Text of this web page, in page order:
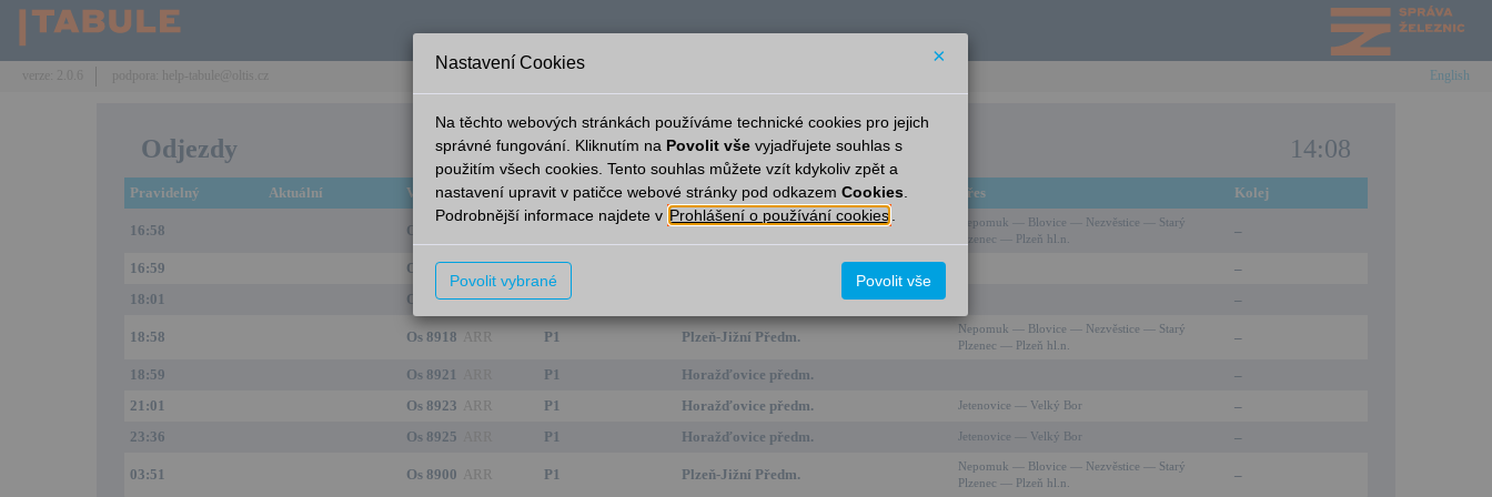
English
Odjezdy Pačejov 14:08
Pravidelný Aktuální Vlak Linka Cíl Přes Kolej
16:58 Os 8916 Plzeň-Jižní Předm.
Nepomuk — Blovice — Nezvěstice — Starý
Plzenec — Plzeň hl.n.
–
16:59 Os 8917 ARR P1
–
18:01
Os 8919 ARR P1 –
18:58 Os 8918 ARR P1 Plzeň-Jižní Předm.
Nepomuk — Blovice — Nezvěstice — Starý
Plzenec — Plzeň hl.n.
–
18:59 Os 8921 P1 Horažďovice předm.
–
21:01
Os 8923 ARR P1 Horažďovice předm. Jetenovice — Velký Bor
–
23:36
Os 8925 P1 Horažďovice předm. Jetenovice — Velký Bor –
03:51 Os 8900 ARR P1 Plzeň-Jižní Předm.
Nepomuk — Blovice — Nezvěstice — Starý
Plzenec — Plzeň hl.n.
–
Nastavení Cookies ×
Na těchto webových stránkách používáme technické cookies pro jejich
správné fungování. Kliknutím na Povolit vše vyjadřujete souhlas s
použitím všech cookies. Tento souhlas můžete vzít kdykoliv zpět a
nastavení upravit v patičce webové stránky pod odkazem Cookies
Podrobnější informace najdete v Prohlášení o používání cookies
Povolit vybrané Povolit vše